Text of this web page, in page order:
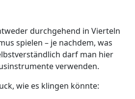
durchgehend in Vierteln
spielen – je nachdem, was
darf man hier
verwenden.
wie es klingen könnte: